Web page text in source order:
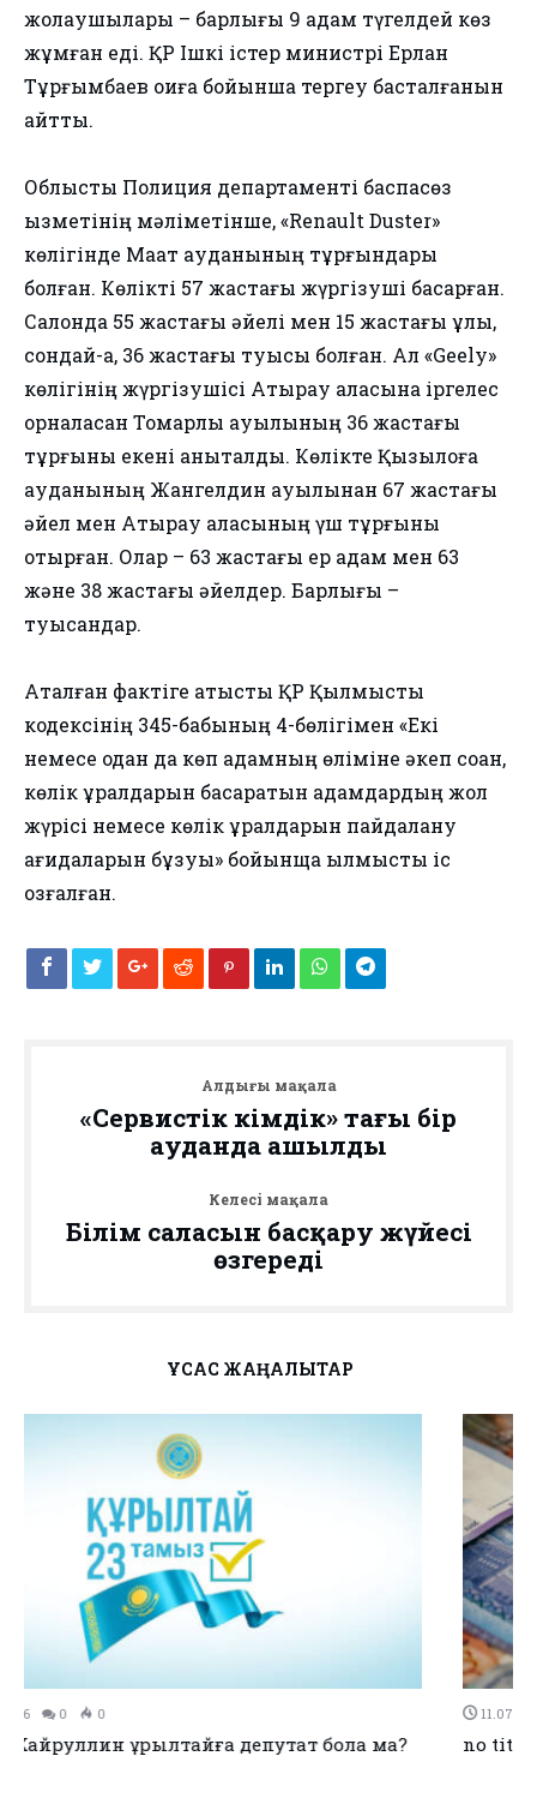
жолаушылары – барлығы 9 адам түгелдей көз
жұмған еді. ҚР Ішкі істер министрі Ерлан
Тұрғымбаев оқиға бойынша тергеу басталғанын
айтты.
Облыстық Полиция департаменті баспасөз
қызметінің мәліметінше, «Renault Duster»
көлігінде Мақат ауданының тұрғындары
болған. Көлікті 57 жастағы жүргізуші басқарған.
Салонда 55 жастағы әйелі мен 15 жастағы ұлы,
сондай-ақ, 36 жастағы туысы болған. Ал «Geely»
көлігінің жүргізушісі Атырау қаласына іргелес
орналасқан Томарлы ауылының 36 жастағы
тұрғыны екені анықталды. Көлікте Қызылқоға
ауданының Жангелдин ауылынан 67 жастағы
әйел мен Атырау қаласының үш тұрғыны
отырған. Олар – 63 жастағы ер адам мен 63
және 38 жастағы әйелдер. Барлығы –
туысқандар.
Аталған фактіге қатысты ҚР Қылмыстық
кодексінің 345-бабының 4-бөлігімен «Екі
немесе одан да көп адамның өліміне әкеп соққан,
көлік құралдарын басқаратын адамдардың жол
жүрісі немесе көлік құралдарын пайдалану
қағидаларын бұзуы» бойынща қылмыстық іс
қозғалған.
Алдыңғы мақала
«Сервистік әкімдік» тағы бір
ауданда ашылды
Келесі мақала
Білім саласын басқару жүйесі
өзгереді
ҰҚСАС ЖАҢАЛЫҚТАР
11.07.2026
no title